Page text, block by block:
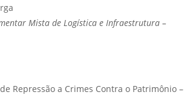
Mista de Logística e Infraestrutura –
Repressão a Crimes Contra o Patrimônio –